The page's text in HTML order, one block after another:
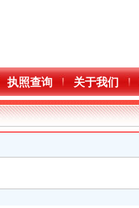
执照查询 关于我们